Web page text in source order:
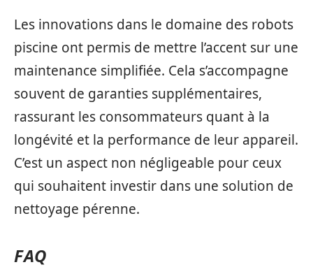
Les innovations dans le domaine des robots
piscine ont permis de mettre l’accent sur une
maintenance simplifiée. Cela s’accompagne
souvent de garanties supplémentaires,
rassurant les consommateurs quant à la
longévité et la performance de leur appareil.
C’est un aspect non négligeable pour ceux
qui souhaitent investir dans une solution de
nettoyage pérenne.
FAQ